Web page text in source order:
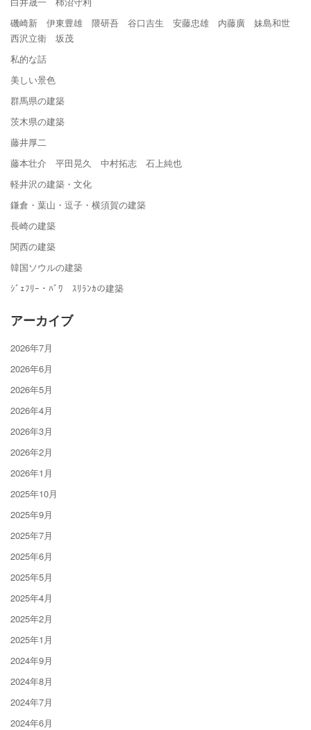
磯崎新 伊東豊雄 隈研吾 谷口吉生 安藤忠雄 内藤廣 妹島和世
西沢立衛 坂茂
私的な話
美しい景色
群馬県の建築
茨木県の建築
藤井厚二
藤本壮介 平田晃久 中村拓志 石上純也
軽井沢の建築・文化
鎌倉・葉山・逗子・横須賀の建築
長崎の建築
関西の建築
韓国ソウルの建築
ｼﾞｪﾌﾘｰ・ﾊﾞﾜ ｽﾘﾗﾝｶの建築
アーカイブ
2026年7月
2026年6月
2026年5月
2026年4月
2026年3月
2026年2月
2026年1月
2025年10月
2025年9月
2025年7月
2025年6月
2025年5月
2025年4月
2025年2月
2025年1月
2024年9月
2024年8月
2024年7月
2024年6月